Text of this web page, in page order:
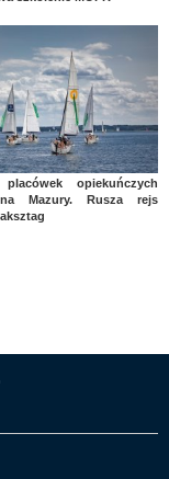
opiekuńczych
na Mazury. Rusza rejs